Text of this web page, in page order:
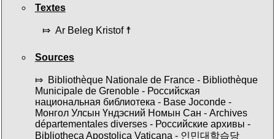
Textes
⤇ Ar Beleg Kristof ☨
Sources
⤇ Bibliothèque Nationale de France - Bibliothèque
Municipale de Grenoble - Российская
национальная библиотека - Base Joconde -
Монгол Улсын Үндэсний Номын Сан - Archives
départementales diverses - Российские архивы -
Bibliotheca Apostolica Vaticana - 인민대학습당